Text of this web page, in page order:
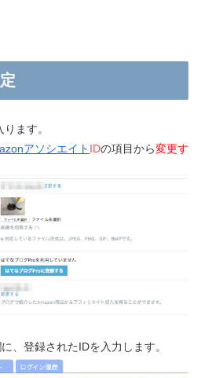
ます。
アソシエイト IDの項目から変更す
、登録されたIDを入力します。